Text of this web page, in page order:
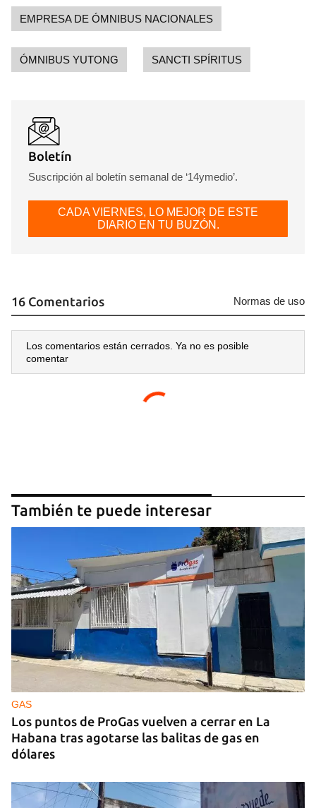
EMPRESA DE ÓMNIBUS NACIONALES
ÓMNIBUS YUTONG SANCTI SPÍRITUS
Boletín
Suscripción al boletín semanal de ‘14ymedio’.
CADA VIERNES, LO MEJOR DE ESTE
DIARIO EN TU BUZÓN.
16 Comentarios Normas de uso
Los comentarios están cerrados. Ya no es posible
comentar
También te puede interesar
GAS
Los puntos de ProGas vuelven a cerrar en La
Habana tras agotarse las balitas de gas en
dólares